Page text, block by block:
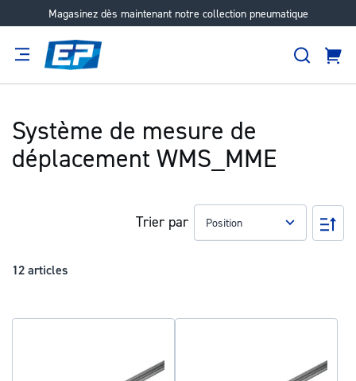
Magasinez dès maintenant notre collection pneumatique
Aller
Système de mesure de
déplacement WMS_MME
12 articles
Trier par
Par